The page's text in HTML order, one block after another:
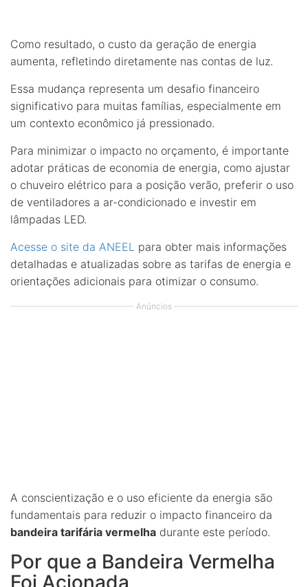
Como resultado, o custo da geração de energia
aumenta, refletindo diretamente nas contas de luz.
Essa mudança representa um desafio financeiro
significativo para muitas famílias, especialmente em
um contexto econômico já pressionado.
Para minimizar o impacto no orçamento, é importante
adotar práticas de economia de energia, como ajustar
o chuveiro elétrico para a posição verão, preferir o uso
de ventiladores a ar-condicionado e investir em
lâmpadas LED.
Acesse o site da ANEEL para obter mais informações
detalhadas e atualizadas sobre as tarifas de energia e
orientações adicionais para otimizar o consumo.
Anúncios
A conscientização e o uso eficiente da energia são
fundamentais para reduzir o impacto financeiro da
bandeira tarifária vermelha durante este período.
Por que a Bandeira Vermelha
Foi Acionada